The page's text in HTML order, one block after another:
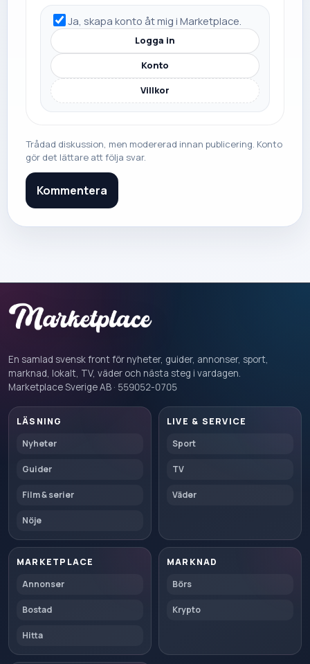
Ja, skapa konto åt mig i Marketplace.
Logga in
Konto
Villkor
Trådad diskussion, men modererad innan publicering. Konto
gör det lättare att följa svar.
Kommentera
En samlad svensk front för nyheter, guider, annonser, sport,
marknad, lokalt, TV, väder och nästa steg i vardagen.
Marketplace Sverige AB · 559052-0705
LÄSNING
Nyheter
Guider
Film & serier
Nöje
LIVE & SERVICE
Sport
TV
Väder
MARKETPLACE
Annonser
Bostad
Hitta
MARKNAD
Börs
Krypto